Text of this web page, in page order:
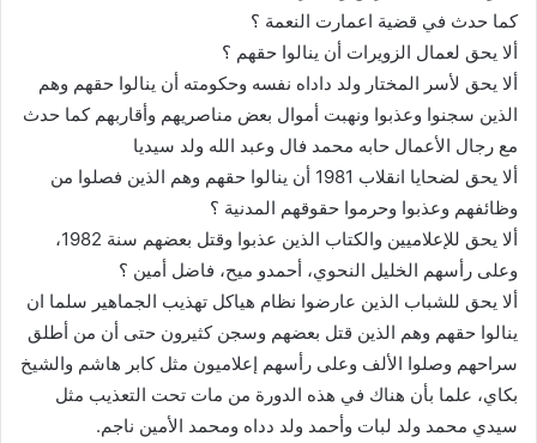
كما حدث في قضية اعمارت النعمة ؟
ألا يحق لعمال الزويرات أن ينالوا حقهم ؟
ألا يحق لأسر المختار ولد داداه نفسه وحكومته أن ينالوا حقهم وهم
الذين سجنوا وعذبوا ونهبت أموال بعض مناصريهم وأقاربهم كما حدث
مع رجال الأعمال حابه محمد فال وعبد الله ولد سيديا
ألا يحق لضحايا انقلاب 1981 أن ينالوا حقهم وهم الذين فصلوا من
وظائفهم وعذبوا وحرموا حقوقهم المدنية ؟
ألا يحق للإعلاميين والكتاب الذين عذبوا وقتل بعضهم سنة 1982،
وعلى رأسهم الخليل النحوي، أحمدو ميح، فاضل أمين ؟
ألا يحق للشباب الذين عارضوا نظام هياكل تهذيب الجماهير سلما ان
ينالوا حقهم وهم الذين قتل بعضهم وسجن كثيرون حتى أن من أطلق
سراحهم وصلوا الألف وعلى رأسهم إعلاميون مثل كابر هاشم والشيخ
بكاي، علما بأن هناك في هذه الدورة من مات تحت التعذيب مثل
سيدي محمد ولد لبات وأحمد ولد دداه ومحمد الأمين ناجم.